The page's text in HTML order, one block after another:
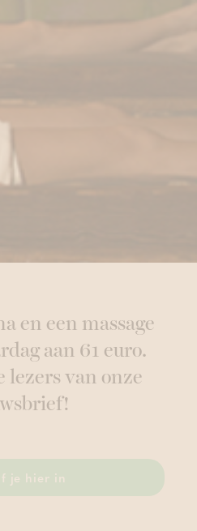
en een massage
aan 61 euro.
lezers van onze
je hier in